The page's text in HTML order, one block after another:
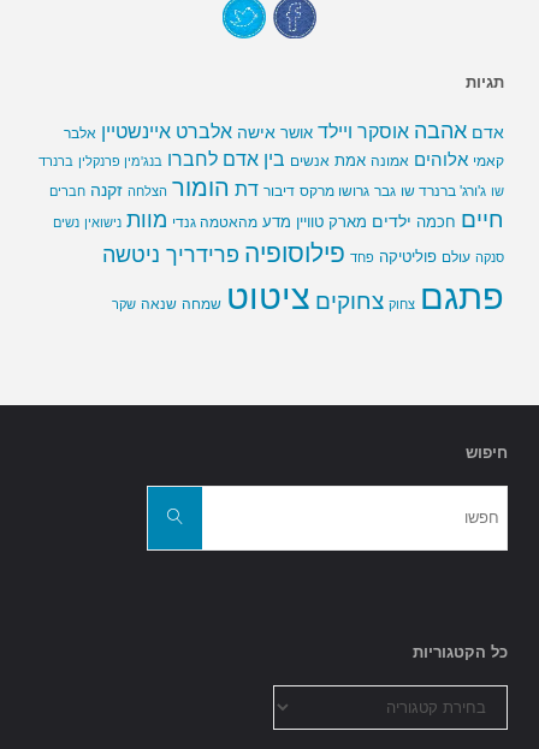
תגיות
אדם אהבה אוסקר ויילד אושר אישה אלברט איינשטיין אלבר
קאמי אלוהים אמונה אמת אנשים בין אדם לחברו בנג'מין פרנקלין ברנרד
שו ג'ורג' ברנרד שו גבר גרושו מרקס דיבור דת הומור הצלחה זקנה חברים
חיים חכמה ילדים מארק טוויין מדע מהאטמה גנדי מוות נישואין נשים
סנקה עולם פוליטיקה פחד פילוסופיה פרידריך ניטשה
פתגם צחוק צחוקים ציטוט שמחה שנאה שקר
חיפוש
חפשו
כל הקטגוריות
הקטגוריות